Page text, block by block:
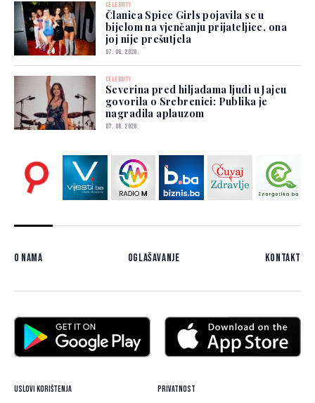
CELEBRITY
Članica Spice Girls pojavila se u
bijelom na vjenčanju prijateljice, ona
joj nije prešutjela
07. 08. 2026.
CELEBRITY
Severina pred hiljadama ljudi u Jajcu
govorila o Srebrenici: Publika je
nagradila aplauzom
07. 08. 2026.
O nama Oglašavanje Kontakt
Uslovi korištenja Privatnost